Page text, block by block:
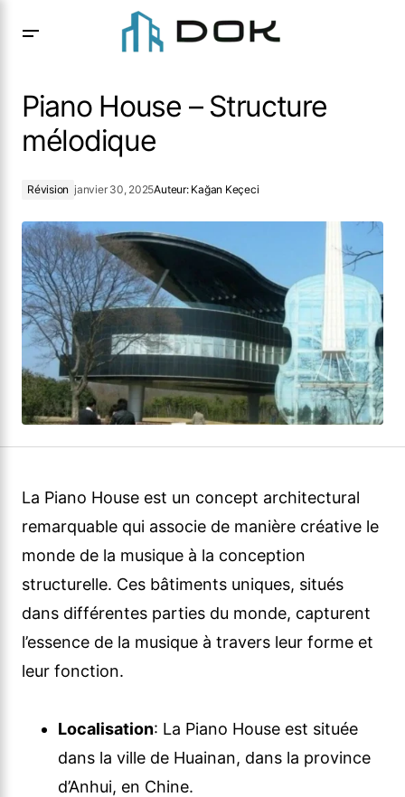
Piano House – Structure
mélodique
Révision janvier 30, 2025Auteur: Kağan Keçeci
La Piano House est un concept architectural
remarquable qui associe de manière créative le
monde de la musique à la conception
structurelle. Ces bâtiments uniques, situés
dans différentes parties du monde, capturent
l’essence de la musique à travers leur forme et
leur fonction.
Localisation: La Piano House est située
dans la ville de Huainan, dans la province
d’Anhui, en Chine.